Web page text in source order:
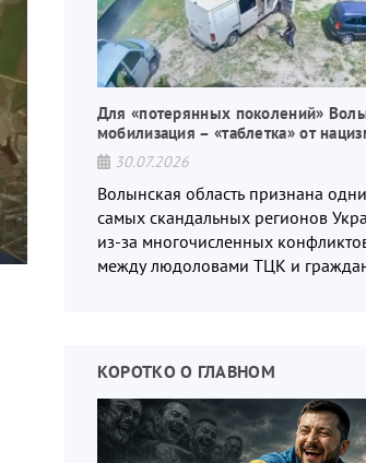
Для «потерянных поколений»
мобилизация – «таблетка» от
30.07.2026
Волынская область признана
самых скандальных регионов
из-за многочисленных
между людоловами ТЦК и гражданским
КОРОТКО О ГЛАВНОМ